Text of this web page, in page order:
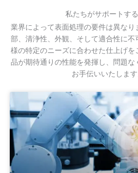
私たちがサポートす
業界によって表面処理の要件は異なり
部、清浄性、外観、そして適合性に不
様の特定のニーズに合わせた仕上げを
品が期待通りの性能を発揮し、問題な
お手伝いいたしま